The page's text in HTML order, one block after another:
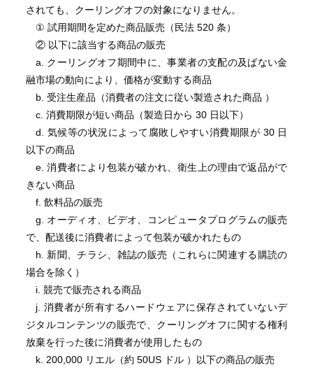
されても、クーリングオフの対象になりません。
① 試用期間を定めた商品販売（民法 520 条）
② 以下に該当する商品の販売
a. クーリングオフ期間中に、事業者の支配の及ばない金
融市場の動向により、価格が変動する商品
b. 受注生産品（消費者の注文に従い製造された商品 ）
c. 消費期限が短い商品（製造日から 30 日以下）
d. 気候等の状況によって腐敗しやすい消費期限が 30 日
以下の商品
e. 消費者により包装が破かれ、衛生上の理由で返品がで
きない商品
f. 飲料品の販売
g. オーディオ、ビデオ、コンピュータプログラムの販売
で、配送後に消費者によって包装が破かれたもの
h. 新聞、チラシ、雑誌の販売（これらに関連する購読の
場合を除く）
i. 競売で販売される商品
j. 消費者が所有するハードウェアに保存されていないデ
ジタルコンテンツの販売で、クーリングオフに関する権利
放棄を行った後に消費者が使用したもの
k. 200,000 リエル（約 50US ドル ）以下の商品の販売